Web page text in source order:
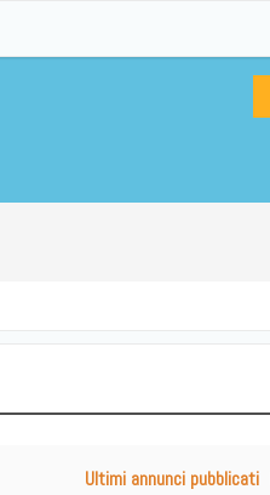
Ultimi annunci pubblicati